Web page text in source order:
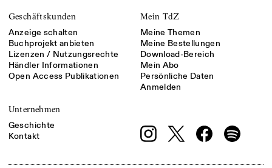
Geschäftskunden
Anzeige schalten
Buchprojekt anbieten
Lizenzen / Nutzungsrechte
Händler Informationen
Open Access Publikationen
Mein TdZ
Meine Themen
Meine Bestellungen
Download-Bereich
Mein Abo
Persönliche Daten
Anmelden
Unternehmen
Geschichte
Kontakt